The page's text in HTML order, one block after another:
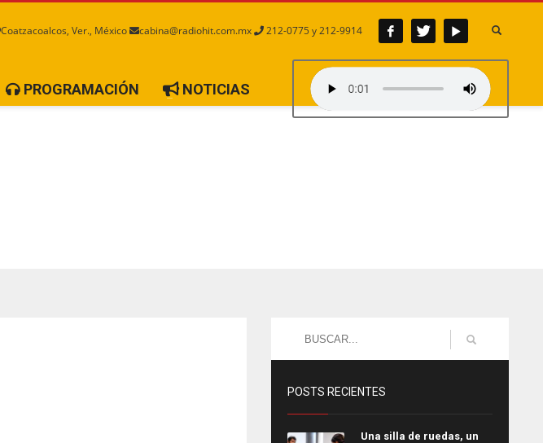
Coatzacoalcos, Ver., México cabina@radiohit.com.mx 212-0775 y 212-9914
PROGRAMACIÓN NOTICIAS
POSTS RECIENTES
Una silla de ruedas, un